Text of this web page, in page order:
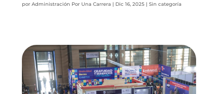
por Administración Por Una Carrera | Dic 16, 2025| Sin categoría